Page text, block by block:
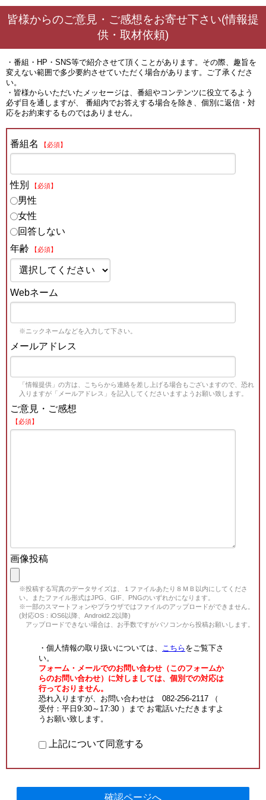
皆様からのご意見・ご感想をお寄せ下さい(情報提
供・取材依頼)
・番組・HP・SNS等で紹介させて頂くことがあります。その際、趣旨を
変えない範囲で多少要約させていただく場合があります。ご了承くださ
い。
・皆様からいただいたメッセージは、番組やコンテンツに役立てるよう
必ず目を通しますが、 番組内でお答えする場合を除き、個別に返信・対
応をお約束するものではありません。
番組名 【必須】
性別 【必須】
男性
女性
回答しない
年齢
【必須】
Webネーム
※ニックネームなどを入力して下さい。
メールアドレス
「情報提供」の方は、こちらから連絡を差し上げる場合もございますので、恐れ
入りますが「メールアドレス」を記入してくださいますようお願い致します。
ご意見・ご感想
【必須】
画像投稿
※投稿する写真のデータサイズは、１ファイルあたり８ＭＢ以内にしてくださ
い。またファイル形式はJPG、GIF、PNGのいずれかになります。
※一部のスマートフォンやブラウザではファイルのアップロードができません。
(対応OS：iOS6以降、Android2.2以降)
アップロードできない場合は、お手数ですがパソコンから投稿お願いします。
・個人情報の取り扱いについては、 こちら をご覧下さ
い。
フォーム・メールでのお問い合わせ（このフォームか
らのお問い合わせ）に対しましては、個別での対応は
行っておりません。
恐れ入りますが、お問い合わせは 082-256-2117 （
受付：平日9:30～17:30 ）まで お電話いただきますよ
うお願い致します。
上記について同意する
確認ページへ